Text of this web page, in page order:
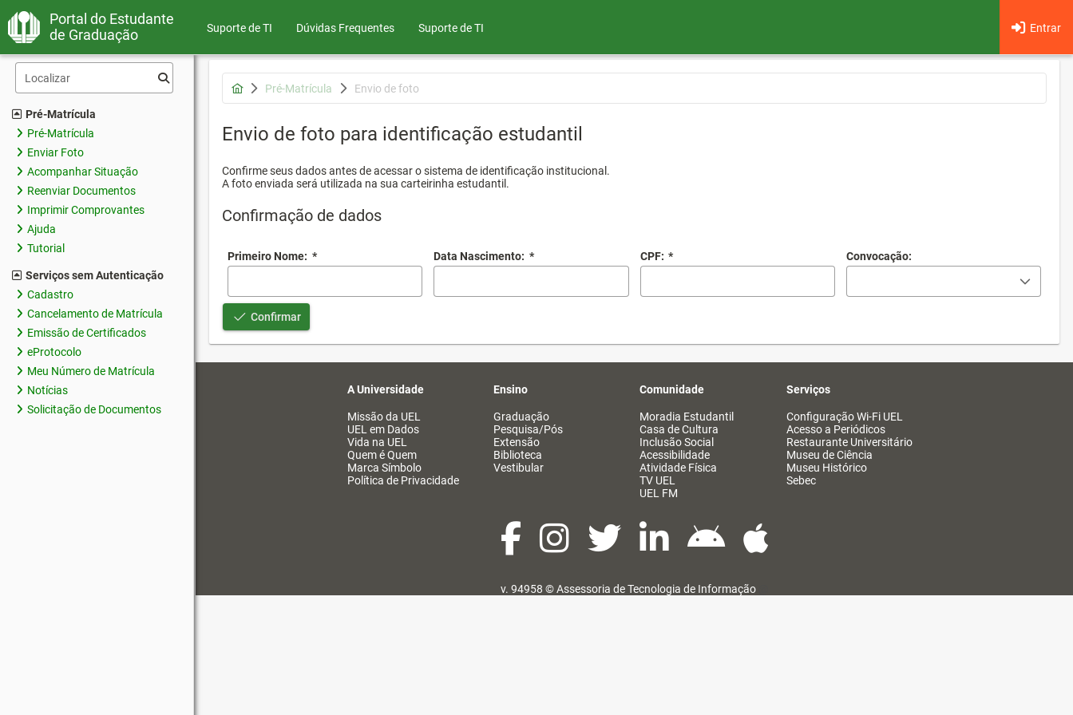
Portal do Estudante
de Graduação
Suporte de TI Dúvidas Frequentes Entrar
Suporte de TI
Pré-Matrícula
Pré-Matrícula
Enviar Foto
Acompanhar Situação
Reenviar Documentos
Imprimir Comprovantes
Ajuda
Tutorial
Serviços sem Autenticação
Cadastro
Cancelamento de Matrícula
Emissão de Certificados
eProtocolo
Meu Número de Matrícula
Notícias
Solicitação de Documentos
Pré-Matrícula Envio de foto
Envio de foto para identificação estudantil
Confirme seus dados antes de acessar o sistema de identificação institucional.
A foto enviada será utilizada na sua carteirinha estudantil.
Confirmação de dados
Primeiro Nome: * Data Nascimento: * CPF: * Convocação:
Confirmar
A Universidade
Missão da UEL
UEL em Dados
Vida na UEL
Quem é Quem
Marca Símbolo
Política de Privacidade
Ensino
Graduação
Pesquisa/Pós
Extensão
Biblioteca
Vestibular
Comunidade
Moradia Estudantil
Casa de Cultura
Inclusão Social
Acessibilidade
Atividade Física
TV UEL
UEL FM
Serviços
Configuração Wi-Fi UEL
Acesso a Periódicos
Restaurante Universitário
Museu de Ciência
Museu Histórico
Sebec
v. 94958 ©Assessoria de Tecnologia de Informação